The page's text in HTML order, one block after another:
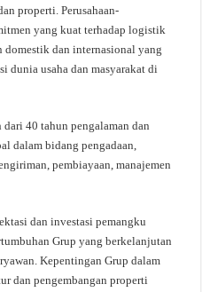
properti. Perusahaan-
yang kuat terhadap logistik
domestik dan internasional yang
dunia usaha dan masyarakat di
40 tahun pengalaman dan
dalam bidang pengadaan,
pembiayaan, manajemen
dan investasi pemangku
Grup yang berkelanjutan
Kepentingan Grup dalam
dan pengembangan properti